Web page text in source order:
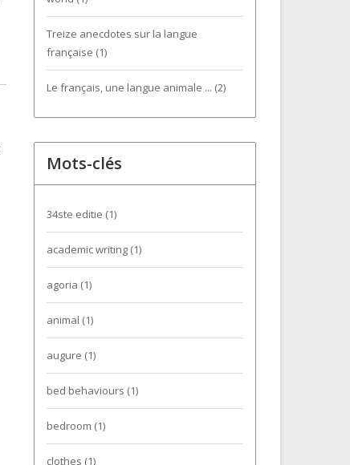
Treize anecdotes sur la langue
française (1)
Le français, une langue animale ... (2)
Mots-clés
34ste editie (1)
academic writing (1)
agoria (1)
animal (1)
augure (1)
bed behaviours (1)
bedroom (1)
clothes (1)